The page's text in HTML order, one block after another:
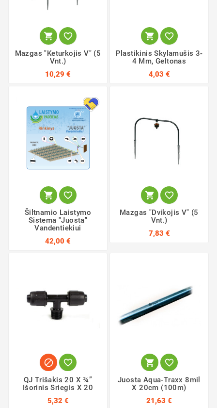
 
Mazgas "Keturkojis V" (5
Vnt.)
10,29 €
 
Plastikinis Skylamušis 3-
4 Mm, Geltonas
4,03 €
 
Šiltnamio Laistymo
Sistema "Juosta"
Vandentiekiui
42,00 €
 
Mazgas "Dvikojis V" (5
Vnt.)
7,83 €
 
QJ Trišakis 20 X ¾”
Išorinis Sriegis X 20
5,32 €
 
Juosta Aqua-Traxx 8mil
X 20cm (100m)
21,63 €